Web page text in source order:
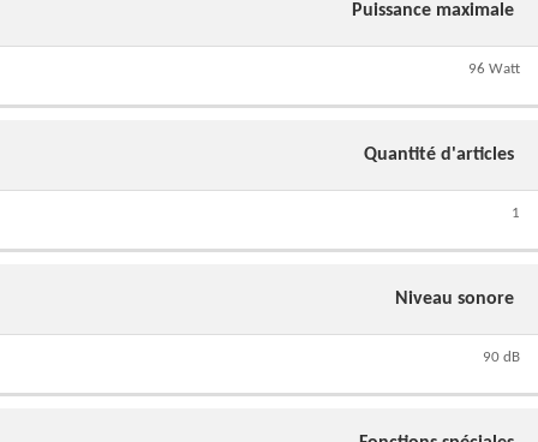
Puissance maximale
96 Watt
Quantité d'articles
1
Niveau sonore
90 dB